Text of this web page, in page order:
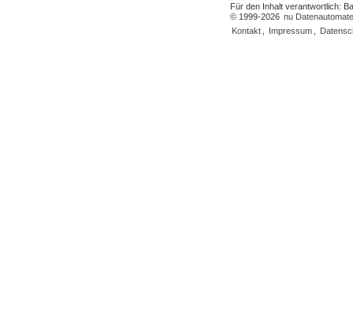
Für den Inhalt verantwortlich:
© 1999-2026 nu
Kontakt
Impressum